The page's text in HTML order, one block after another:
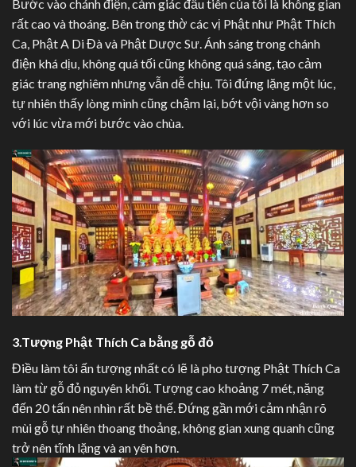
Bước vào chánh điện, cảm giác đầu tiên của tôi là không gian
rất cao và thoáng. Bên trong thờ các vị Phật như Phật Thích
Ca, Phật A Di Đà và Phật Dược Sư. Ánh sáng trong chánh
điện khá dịu, không quá tối cũng không quá sáng, tạo cảm
giác trang nghiêm nhưng vẫn dễ chịu. Tôi đứng lặng một lúc,
tự nhiên thấy lòng mình cũng chậm lại, bớt vội vàng hơn so
với lúc vừa mới bước vào chùa.
3.Tượng Phật Thích Ca bằng gỗ đỏ
Điều làm tôi ấn tượng nhất có lẽ là pho tượng Phật Thích Ca
làm từ gỗ đỏ nguyên khối. Tượng cao khoảng 7 mét, nặng
đến 20 tấn nên nhìn rất bề thế. Đứng gần mới cảm nhận rõ
mùi gỗ tự nhiên thoang thoảng, không gian xung quanh cũng
trở nên tĩnh lặng và an yên hơn.